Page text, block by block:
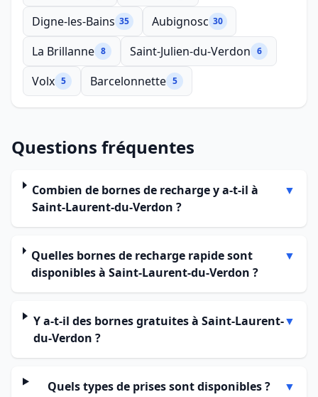
Digne-les-Bains 35 Aubignosc 30
La Brillanne 8 Saint-Julien-du-Verdon 6
Volx 5 Barcelonnette 5
Questions fréquentes
Combien de bornes de recharge y a-t-il à
Saint-Laurent-du-Verdon ?
▼
Quelles bornes de recharge rapide sont
disponibles à Saint-Laurent-du-Verdon ?
▼
Y a-t-il des bornes gratuites à Saint-Laurent-
du-Verdon ?
▼
Quels types de prises sont disponibles ? ▼